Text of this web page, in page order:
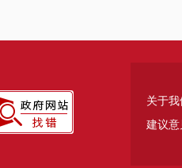
关于我
建议意